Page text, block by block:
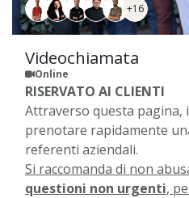
+16
Videochiamata
Online
RISERVATO AI CLIENTI
Attraverso questa
prenotare rapidamente
referenti aziendali.
Si raccomanda di non
questioni non urgenti,